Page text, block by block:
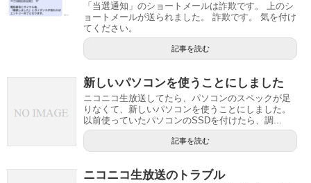
「当選通知」のショートメールは詐欺です。 上のシ
ョートメールが送られました。 詐欺です。 気を付け
てください。
記事を読む
新しいパソコンを使うことにしました
ニコニコ生放送してたら、パソコンのスペックが足
りなくて、新しいパソコンを使うことにしました。
以前使っていたパソコンのSSDを付けたら、調...
記事を読む
ニコニコ生放送のトラブル